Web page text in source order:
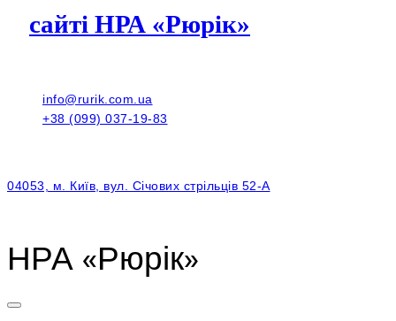
сайті НРА «Рюрік»
info@rurik.com.ua
+38 (099) 037-19-83
04053, м. Київ, вул. Січових стрільців 52-А
НРА «Рюрік»